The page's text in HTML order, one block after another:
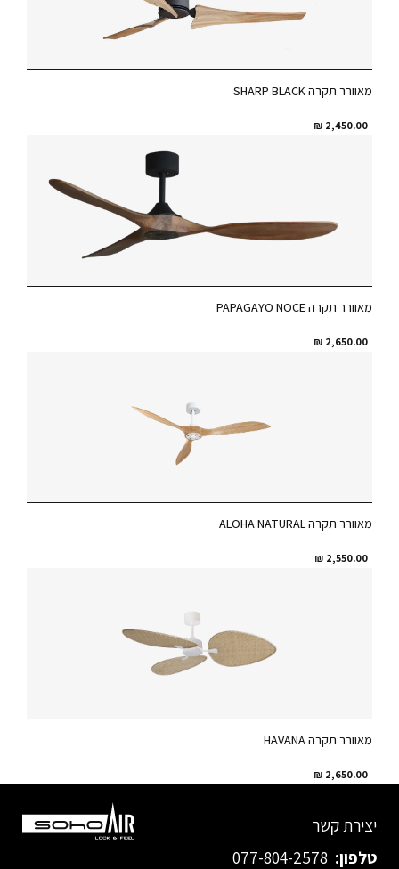
מאוורר תקרה SHARP BLACK
2,450.00
₪
מאוורר תקרה PAPAGAYO NOCE
2,650.00
₪
מאוורר תקרה ALOHA NATURAL
2,550.00
₪
מאוורר תקרה HAVANA
2,650.00
₪
יצירת קשר
טלפון: 077-804-2578